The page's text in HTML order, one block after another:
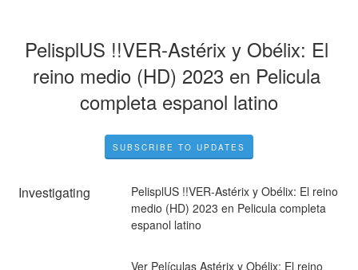
PelisplUS !!VER-Astérix y Obélix: El
reino medio (HD) 2023 en Pelicula
completa espanol latino
SUBSCRIBE TO UPDATES
Investigating
PelisplUS !!VER-Astérix y Obélix: El reino
medio (HD) 2023 en Pelicula completa
espanol latino
Ver Películas Astérix y Obélix: El reino